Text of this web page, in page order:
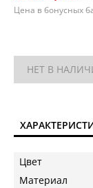
Цена в бонусных
НЕТ В
Цвет
Материал